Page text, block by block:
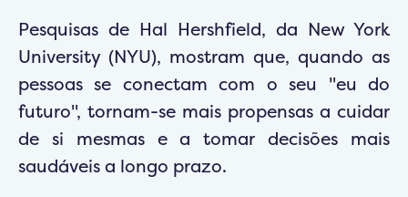
Pesquisas de Hal Hershfield, da New York
University (NYU), mostram que, quando as
pessoas se conectam com o seu "eu do
futuro", tornam-se mais propensas a cuidar
de si mesmas e a tomar decisões mais
saudáveis a longo prazo.